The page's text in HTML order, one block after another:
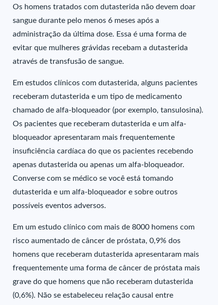
Os homens tratados com dutasterida não devem doar
sangue durante pelo menos 6 meses após a
administração da última dose. Essa é uma forma de
evitar que mulheres grávidas recebam a dutasterida
através de transfusão de sangue.
Em estudos clínicos com dutasterida, alguns pacientes
receberam dutasterida e um tipo de medicamento
chamado de alfa-bloqueador (por exemplo, tansulosina).
Os pacientes que receberam dutasterida e um alfa-
bloqueador apresentaram mais frequentemente
insuficiência cardíaca do que os pacientes recebendo
apenas dutasterida ou apenas um alfa-bloqueador.
Converse com se médico se você está tomando
dutasterida e um alfa-bloqueador e sobre outros
possíveis eventos adversos.
Em um estudo clínico com mais de 8000 homens com
risco aumentado de câncer de próstata, 0,9% dos
homens que receberam dutasterida apresentaram mais
frequentemente uma forma de câncer de próstata mais
grave do que homens que não receberam dutasterida
(0,6%). Não se estabeleceu relação causal entre